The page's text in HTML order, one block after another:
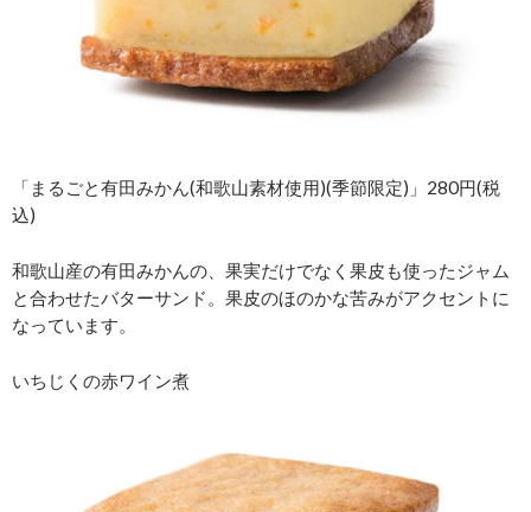
「まるごと有田みかん(和歌山素材使用)(季節限定)」280円(税
込)
和歌山産の有田みかんの、果実だけでなく果皮も使ったジャム
と合わせたバターサンド。果皮のほのかな苦みがアクセントに
なっています。
いちじくの赤ワイン煮